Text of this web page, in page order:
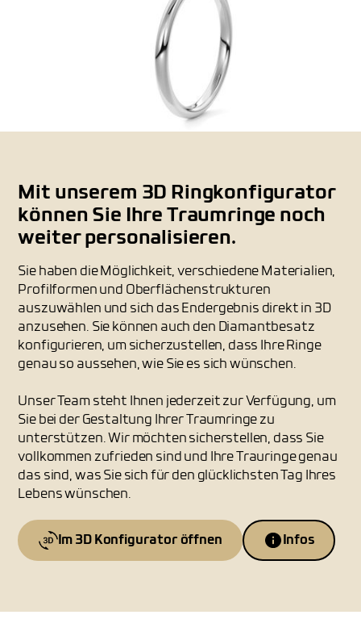
Mit unserem 3D Ringkonfigurator
können Sie Ihre Traumringe noch
weiter personalisieren.
Sie haben die Möglichkeit, verschiedene Materialien,
Profilformen und Oberflächenstrukturen
auszuwählen und sich das Endergebnis direkt in 3D
anzusehen. Sie können auch den Diamantbesatz
konfigurieren, um sicherzustellen, dass Ihre Ringe
genau so aussehen, wie Sie es sich wünschen.
Unser Team steht Ihnen jederzeit zur Verfügung, um
Sie bei der Gestaltung Ihrer Traumringe zu
unterstützen. Wir möchten sicherstellen, dass Sie
vollkommen zufrieden sind und Ihre Trauringe genau
das sind, was Sie sich für den glücklichsten Tag Ihres
Lebens wünschen.
Im 3D Konfigurator öffnen Infos